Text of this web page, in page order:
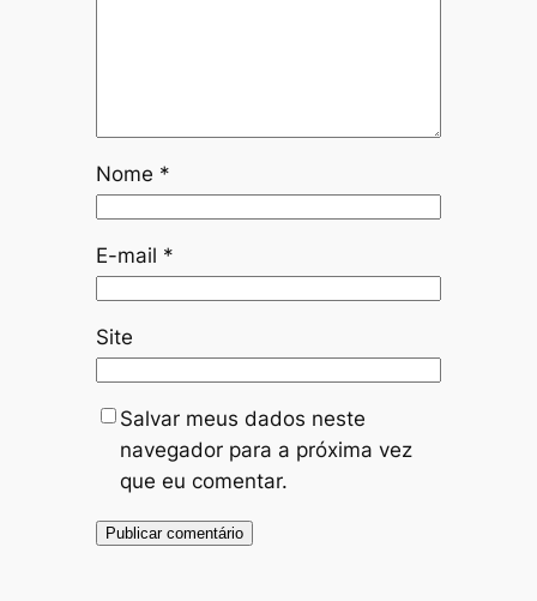
Nome *
E-mail *
Site
Salvar meus dados neste
navegador para a próxima vez
que eu comentar.